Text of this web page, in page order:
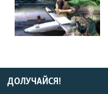
ДОЛУЧАЙСЯ!